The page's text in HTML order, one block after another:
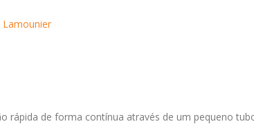
rápida de forma contínua através de um pequeno